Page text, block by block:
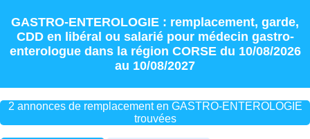
GASTRO-ENTEROLOGIE : remplacement, garde,
CDDen libéral ou salariépour médecin gastro-
enterologuedans la région CORSEdu 10/08/2026
au 10/08/2027
2 annonces de remplacement en GASTRO-ENTEROLOGIE
trouvées